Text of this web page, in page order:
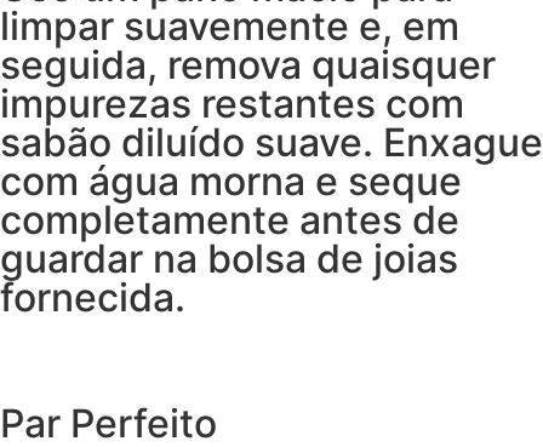
limpar suavemente e, em
seguida, remova quaisquer
impurezas restantes com
sabão diluído suave. Enxague
com água morna e seque
completamente antes de
guardar na bolsa de joias
fornecida.
Par Perfeito